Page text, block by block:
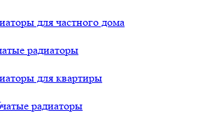
для частного дома
радиаторы
для квартиры
радиаторы